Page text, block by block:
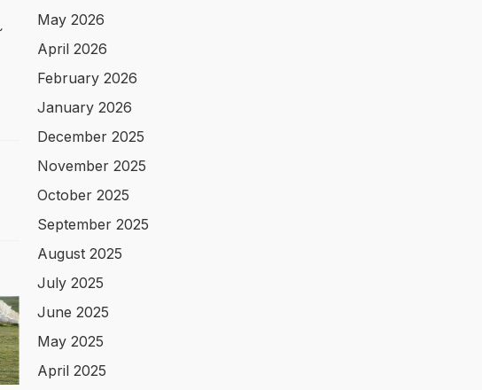
May 2026
April 2026
February 2026
January 2026
December 2025
November 2025
October 2025
September 2025
August 2025
July 2025
June 2025
May 2025
April 2025